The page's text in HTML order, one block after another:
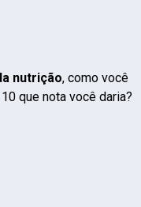
nutrição, como você
que nota você daria?